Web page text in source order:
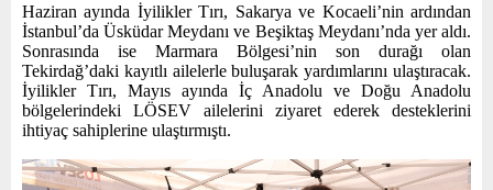
Haziran ayında İyilikler Tırı, Sakarya ve Kocaeli’nin ardından
İstanbul’da Üsküdar Meydanı ve Beşiktaş Meydanı’nda yer aldı.
Sonrasında ise Marmara Bölgesi’nin son durağı olan
Tekirdağ’daki kayıtlı ailelerle buluşarak yardımlarını ulaştıracak.
İyilikler Tırı, Mayıs ayında İç Anadolu ve Doğu Anadolu
bölgelerindeki LÖSEV ailelerini ziyaret ederek desteklerini
ihtiyaç sahiplerine ulaştırmıştı.